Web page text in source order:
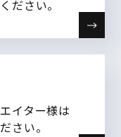
ださい。
イター様は
さい。